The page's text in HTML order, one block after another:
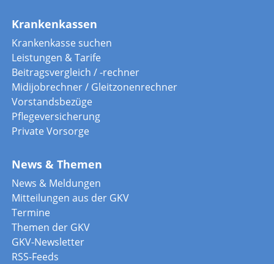
Krankenkassen
Krankenkasse suchen
Leistungen & Tarife
Beitragsvergleich / -rechner
Midijobrechner / Gleitzonenrechner
Vorstandsbezüge
Pflegeversicherung
Private Vorsorge
News & Themen
News & Meldungen
Mitteilungen aus der GKV
Termine
Themen der GKV
GKV-Newsletter
RSS-Feeds